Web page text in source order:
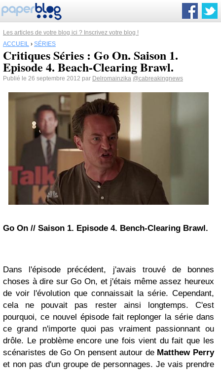
Les articles de votre blog ici ? Inscrivez votre blog !
ACCUEIL › SÉRIES
Critiques Séries : Go On. Saison 1.
Episode 4. Beach-Clearing Brawl.
Publié le 26 septembre 2012 par Delromainzika @cabreakingnews
Go On // Saison 1. Episode 4. Bench-Clearing Brawl.
Dans l'épisode précédent, j'avais trouvé de bonnes
choses à dire sur Go On, et j'étais même assez heureux
de voir l'évolution que connaissait la série. Cependant,
cela ne pouvait pas rester ainsi longtemps. C'est
pourquoi, ce nouvel épisode fait replonger la série dans
ce grand n'importe quoi pas vraiment passionnant ou
drôle. Le problème encore une fois vient du fait que les
scénaristes de Go On pensent autour de Matthew Perry
et non pas d'un groupe de personnages. Je vais prendre